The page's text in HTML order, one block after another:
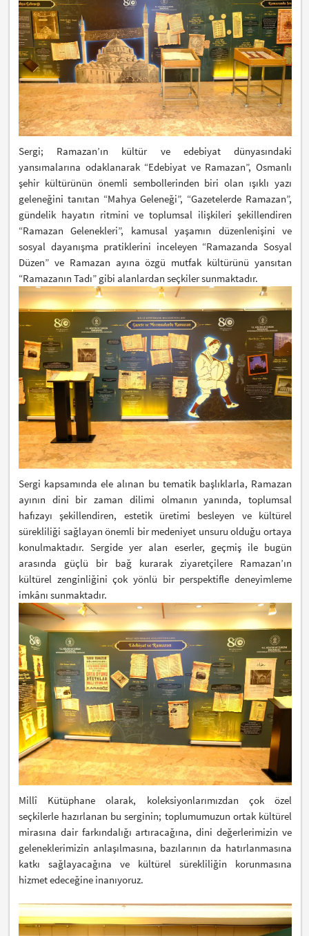
Sergi; Ramazan’ın kültür ve edebiyat dünyasındaki
yansımalarına odaklanarak “Edebiyat ve Ramazan”, Osmanlı
şehir kültürünün önemli sembollerinden biri olan ışıklı yazı
geleneğini tanıtan “Mahya Geleneği”, “Gazetelerde Ramazan”,
gündelik hayatın ritmini ve toplumsal ilişkileri şekillendiren
“Ramazan Gelenekleri”, kamusal yaşamın düzenlenişini ve
sosyal dayanışma pratiklerini inceleyen “Ramazanda Sosyal
Düzen” ve Ramazan ayına özgü mutfak kültürünü yansıtan
“Ramazanın Tadı” gibi alanlardan seçkiler sunmaktadır.
Sergi kapsamında ele alınan bu tematik başlıklarla, Ramazan
ayının dini bir zaman dilimi olmanın yanında, toplumsal
hafızayı şekillendiren, estetik üretimi besleyen ve kültürel
sürekliliği sağlayan önemli bir medeniyet unsuru olduğu ortaya
konulmaktadır. Sergide yer alan eserler, geçmiş ile bugün
arasında güçlü bir bağ kurarak ziyaretçilere Ramazan’ın
kültürel zenginliğini çok yönlü bir perspektifle deneyimleme
imkânı sunmaktadır.
Millî Kütüphane olarak, koleksiyonlarımızdan çok özel
seçkilerle hazırlanan bu serginin; toplumumuzun ortak kültürel
mirasına dair farkındalığı artıracağına, dini değerlerimizin ve
geleneklerimizin anlaşılmasına, bazılarının da hatırlanmasına
katkı sağlayacağına ve kültürel sürekliliğin korunmasına
hizmet edeceğine inanıyoruz.